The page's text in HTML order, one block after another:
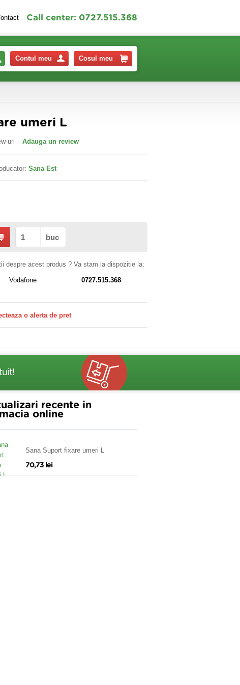
Call center: 0727.515.368
Contul meu Cosul meu
umeri L
uri Adauga un review
Sana Est
buc
despre acest produs ? Va stam la dispozitie la:
Vodafone
0727.515.368
o alerta de pret
recente in
online
Sana Suport fixare umeri L
70,73 lei